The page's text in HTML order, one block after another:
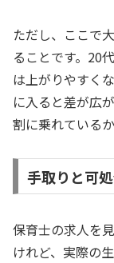
ただし、ここで
ることです。20
は上がりやすく
に入ると差が広
割に乗れている
手取りと可
保育士の求人を
けれど、実際の